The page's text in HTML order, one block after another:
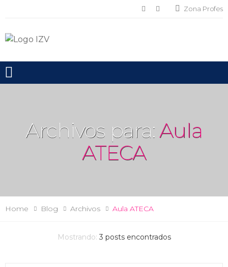
Zona Profes
Toggle mobile menu
Archivos para: Aula
ATECA
Home Blog Archivos Aula ATECA
Mostrando: 3 posts encontrados